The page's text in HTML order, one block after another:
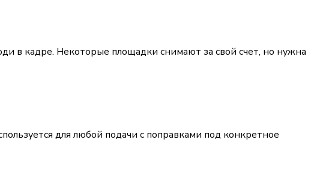
в кадре. Некоторые площадки снимают за свой счет, но нужна
для любой подачи с поправками под конкретное